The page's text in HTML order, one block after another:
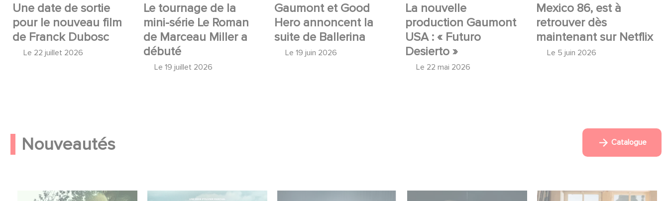
Une date de sortie
pour le nouveau film
de Franck Dubosc
Le 22 juillet 2026
Le tournage de la
mini-série Le Roman
de Marceau Miller a
débuté
Le 19 juillet 2026
Gaumont et Good
Hero annoncent la
suite de Ballerina
Le 19 juin 2026
La nouvelle
production Gaumont
USA : « Futuro
Desierto »
Le 22 mai 2026
Mexico 86, est à
retrouver dès
maintenant sur Netflix
Le 5 juin 2026
Nouveautés Catalogue